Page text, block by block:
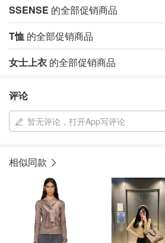
SSENSE 的全部促销商品
T恤 的全部促销商品
女士上衣 的全部促销商品
评论
暂无评论，打开App写评论
相似同款